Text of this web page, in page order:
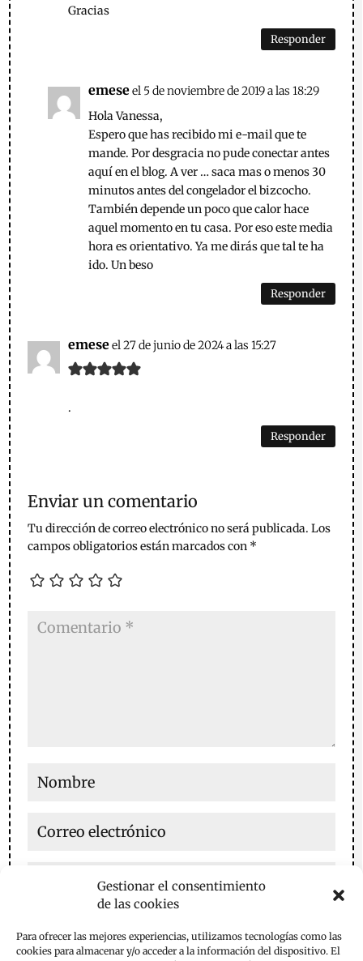
Gestionar el consentimiento
de las cookies
Para ofrecer las mejores experiencias, utilizamos tecnologías como las
cookies para almacenar y/o acceder a la información del dispositivo. El
Gracias
Responder
emeseel 5 de noviembre de 2019 a las 18:29
Hola Vanessa,
Espero que has recibido mi e-mail que te
mande. Por desgracia no pude conectar antes
aquí en el blog. A ver … saca mas o menos 30
minutos antes del congelador el bizcocho.
También depende un poco que calor hace
aquel momento en tu casa. Por eso este media
hora es orientativo. Ya me dirás que tal te ha
ido. Un beso
Responder
emeseel 27 de junio de 2024 a las 15:27
.
Responder
Enviar un comentario
Tu dirección de correo electrónico no será publicada. Los
campos obligatorios están marcados con *
navegador para la próxima vez que comente.